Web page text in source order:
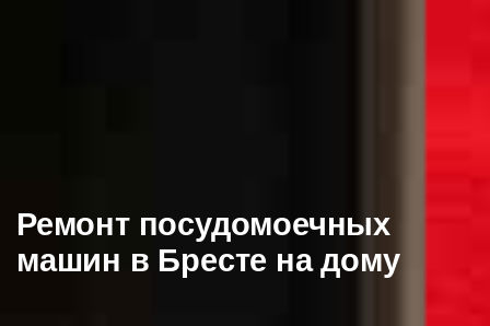
Ремонт посудомоечных
машин в Бресте на дому